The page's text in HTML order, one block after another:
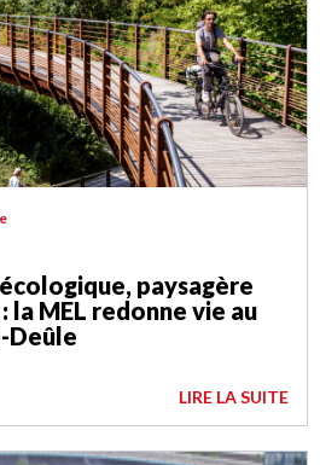
paysagère
MEL redonne vie au
Deûle
LIRE LA SUITE